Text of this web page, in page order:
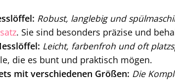
Robust, langlebig und
. Sie sind besonders präzise und
Leicht, farbenfroh und oft
die es bunt und praktisch mögen.
mit verschiedenen Größen: Die